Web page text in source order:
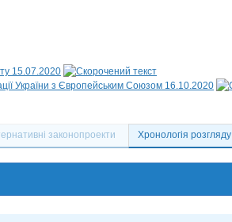
15.07.2020
України з Європейським Союзом 16.10.2020
законопроекти Хронологія розгляду